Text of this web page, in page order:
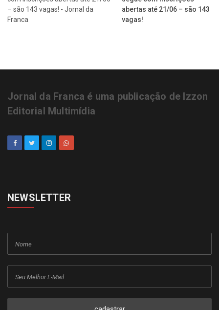
abertas até 21/06 – são 143
vagas!
Jornal da Franca é uma publicação de Izzon
Editorial Multimídia
NEWSLETTER